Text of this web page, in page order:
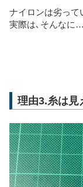
ナイロンは劣って
実際は､そんなに
理由3.糸は見